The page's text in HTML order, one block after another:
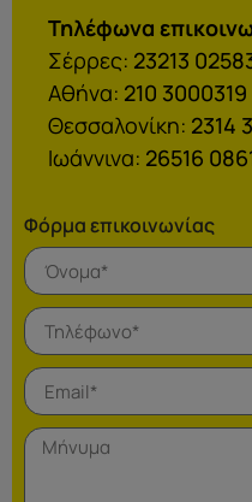
Τηλέφωνα
Σέρρες: 23213
Αθήνα: 210 3000319
Θεσσαλονίκη: 2314
Ιωάννινα: 26516
Φόρμα επικοινωνίας